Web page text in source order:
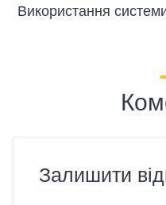
Використання
Залишити